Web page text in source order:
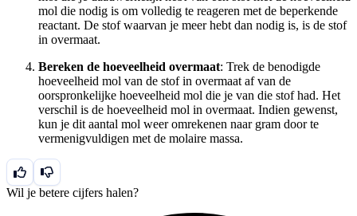
mol die nodig is om volledig te reageren met de beperkende
reactant. De stof waarvan je meer hebt dan nodig is, is de stof
in overmaat.
Bereken de hoeveelheid overmaat: Trek de benodigde
hoeveelheid mol van de stof in overmaat af van de
oorspronkelijke hoeveelheid mol die je van die stof had. Het
verschil is de hoeveelheid mol in overmaat. Indien gewenst,
kun je dit aantal mol weer omrekenen naar gram door te
vermenigvuldigen met de molaire massa.
Wil je betere cijfers halen?